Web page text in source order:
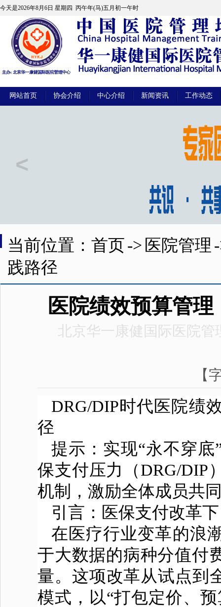
今天是2026年8月6日 星期四 丙午年(马)五月初一午时
网站首页 协会介绍 中心介绍 新闻资讯 工作动态
当前位置：首页-> 医院管理
践路径
医院绩效预算管
北京华一康健国际医院管
【
DRG/DIP时代医院绩
径
提示：实现“永不穿
保支付压力（DRG/DIP
机制，激励全体成员共
引言：医保支付改革
在医疗行业变革的浪
于大数据的病种分值付
量。这项改革从试点到
模式，以“打包定价、